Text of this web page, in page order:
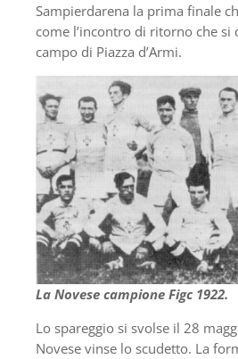
Sampierdarena la prima finale
come l’incontro di ritorno che si
campo di Piazza d’Armi.
La Novese campione Figc 1922.
Lo spareggio si svolse il 28
Novese vinse lo scudetto. La